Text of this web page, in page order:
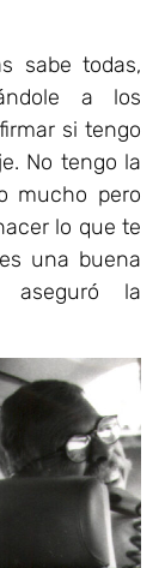
sabe todas,
a los
si tengo
No tengo la
mucho pero
lo que te
una buena
la